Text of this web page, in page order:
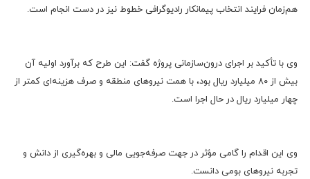
هم‌زمان فرایند انتخاب پیمانکار رادیوگرافی خطوط نیز در دست انجام است.
وی با تأکید بر اجرای درون‌سازمانی پروژه گفت: این طرح که برآورد اولیه آن
بیش از ۸۰ میلیارد ریال بود، با همت نیروهای منطقه و صرف هزینه‌ای کمتر از
چهار میلیارد ریال در حال اجرا است.
وی این اقدام را گامی مؤثر در جهت صرفه‌جویی مالی و بهره‌گیری از دانش و
تجربه نیروهای بومی دانست.